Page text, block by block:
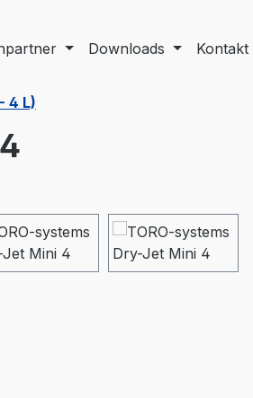
Downloads Kontakt
4 L)